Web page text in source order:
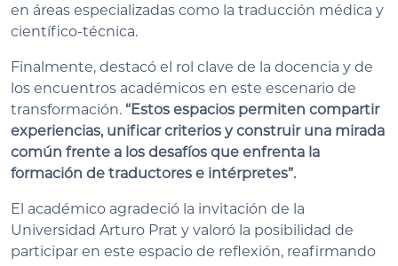
en áreas especializadas como la traducción médica y
científico-técnica.
Finalmente, destacó el rol clave de la docencia y de
los encuentros académicos en este escenario de
transformación. “Estos espacios permiten compartir
experiencias, unificar criterios y construir una mirada
común frente a los desafíos que enfrenta la
formación de traductores e intérpretes”.
El académico agradeció la invitación de la
Universidad Arturo Prat y valoró la posibilidad de
participar en este espacio de reflexión, reafirmando